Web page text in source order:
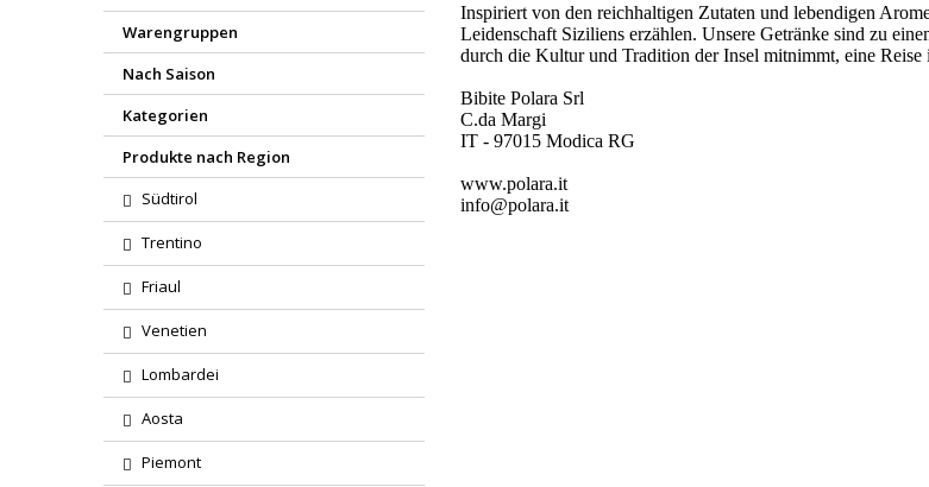
Warengruppen
Nach Saison
Kategorien
Produkte nach Region
Südtirol
Trentino
Friaul
Venetien
Lombardei
Aosta
Piemont
Inspiriert von den reichhaltigen Zutaten und lebendigen
Leidenschaft Siziliens erzählen. Unsere Getränke sind zu
durch die Kultur und Tradition der Insel mitnimmt, eine
Bibite Polara Srl
C.da Margi
IT - 97015 Modica RG
www.polara.it
info@polara.it